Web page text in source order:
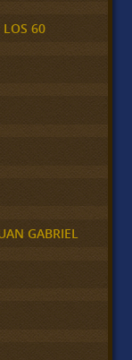
60
GABRIEL